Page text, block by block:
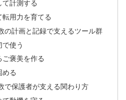
て計測する
用力を育てる
の計画と記録で支えるツール群
で使う
褒美を作る
める
で保護者が支える関わり方